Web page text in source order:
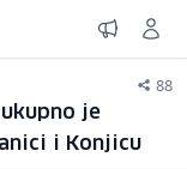
88
je
i Konjicu